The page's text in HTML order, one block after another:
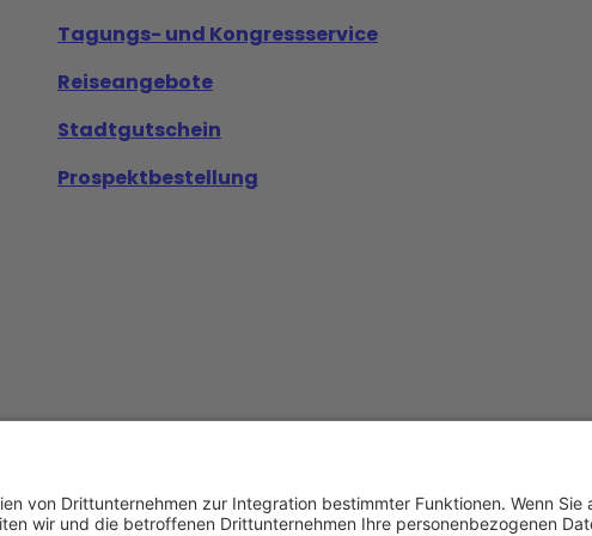
Tagungs- und Kongressservice
Reiseangebote
Stadtgutschein
Prospektbestellung